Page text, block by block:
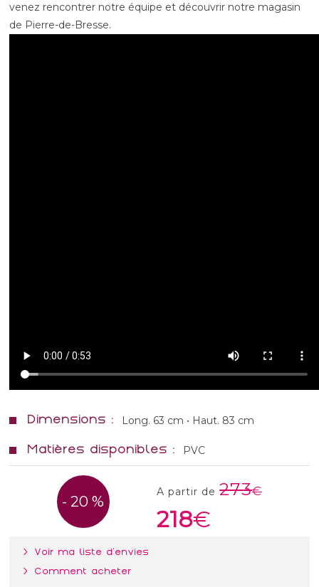
venez rencontrer notre équipe et découvrir notre magasin
de Pierre-de-Bresse.
Dimensions : Long. 63 cm • Haut. 83 cm
Matières disponibles : PVC
- 20 %
A partir de 273
218
> Voir ma liste d'envies
> Comment acheter